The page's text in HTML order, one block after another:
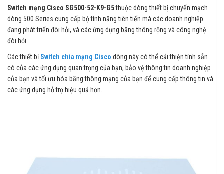
Switch mạng Cisco SG500-52-K9-G5thuộc dòng thiết bị chuyển mạch
dòng 500 Series cung cấp bộ tính năng tiên tiến mà các doanh nghiệp
đang phát triển đòi hỏi, và các ứng dụng băng thông rộng và công nghệ
đòi hỏi.
Các thiết bị Switch chia mạng Cisco dòng này có thể cải thiện tính sẵn
có của các ứng dụng quan trọng của bạn, bảo vệ thông tin doanh nghiệp
của bạn và tối ưu hóa băng thông mạng của bạn để cung cấp thông tin và
các ứng dụng hỗ trợ hiệu quả hơn.